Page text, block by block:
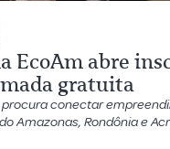
EcoAm abre
gratuita
conectar
Amazonas, Rondônia e